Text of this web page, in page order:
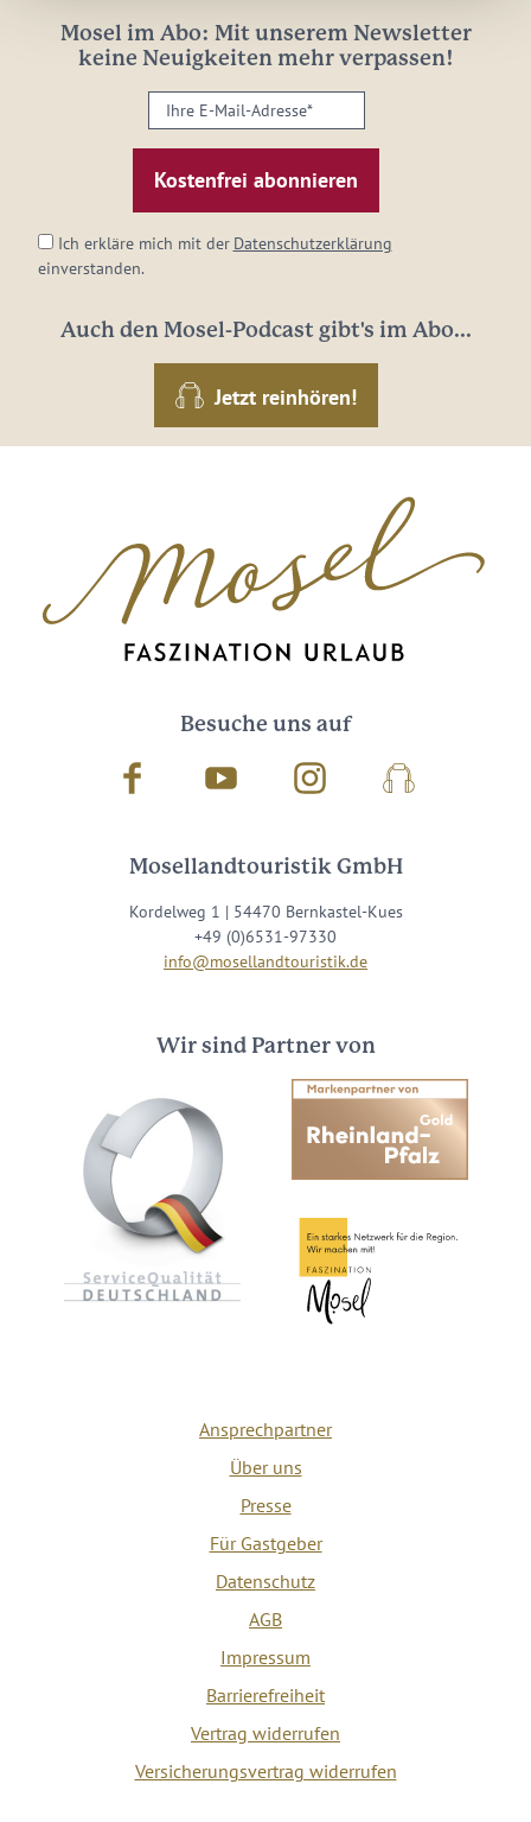
Mosel im Abo: Mit unserem Newsletter
keine Neuigkeiten mehr verpassen!
Ihre
E-
Mail-
Adresse:
Ich erkläre mich mit der Datenschutzerklärung
einverstanden.
Auch den Mosel-Podcast gibt's im Abo...
Jetzt reinhören!
Besuche uns auf
Facebook Youtube InstagramPodcast
Mosellandtouristik GmbH
Kordelweg 1 | 54470 Bernkastel-Kues
+49 (0)6531-97330
info@mosellandtouristik.de
Wir sind Partner von
Ansprechpartner
Über uns
Presse
Für Gastgeber
Datenschutz
AGB
Impressum
Barrierefreiheit
Vertrag widerrufen
Versicherungsvertrag widerrufen